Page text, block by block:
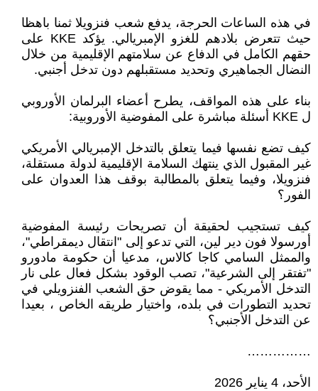
في هذه الساعات الحرجة، يدفع شعب فنزويلا ثمنا باهظا
حيث تتعرض بلادهم للغزو الإمبريالي. يؤكد KKE على
حقهم الكامل في الدفاع عن سلامتهم الإقليمية من خلال
النضال الجماهيري وتحديد مستقبلهم دون تدخل أجنبي.
بناء على هذه المواقف، يطرح أعضاء البرلمان الأوروبي
ل KKE أسئلة مباشرة على المفوضية الأوروبية:
كيف تضع نفسها فيما يتعلق بالتدخل الإمبريالي الأمريكي
غير المقبول الذي ينتهك السلامة الإقليمية لدولة مستقلة،
فنزويلا، وفيما يتعلق بالمطالبة بوقف هذا العدوان على
الفور؟
كيف تستجيب لحقيقة أن تصريحات رئيسة المفوضية
أورسولا فون دير لين، التي تدعو إلى "انتقال ديمقراطي"،
والممثل السامي كاجا كالاس، مدعيا أن حكومة مادورو
"تفتقر إلى الشرعية"، تصب الوقود بشكل فعال على نار
التدخل الأمريكي - مما يقوض حق الشعب الفنزويلي في
تحديد التطورات في بلده، واختيار طريقه الخاص ، بعيدا
عن التدخل الأجنبي؟
……………
الأحد، 4 يناير 2026